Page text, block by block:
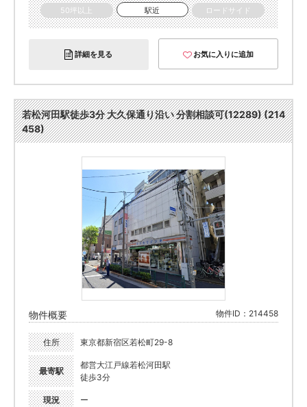
50坪以上
駅近 ロードサイド
詳細を見る お気に入りに追加
若松河田駅徒歩3分 大久保通り沿い 分割相談可(12289) (214
458)
物件概要 物件ID：214458
住所 東京都新宿区若松町29-8
最寄駅
都営大江戸線若松河田駅
徒歩3分
現況 ー